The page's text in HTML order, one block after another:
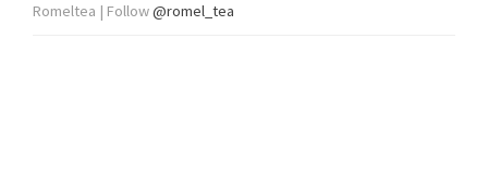
Romeltea | Follow@romel_tea